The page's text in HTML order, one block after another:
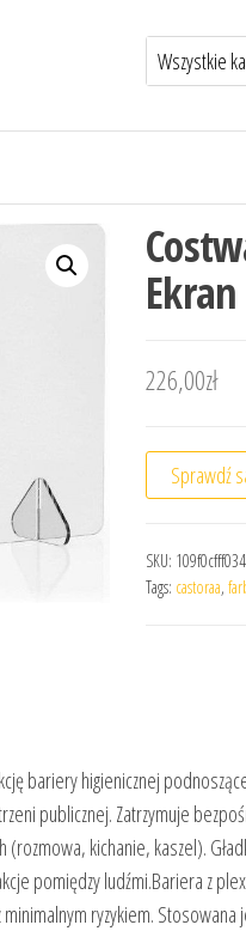
226,00zł
Sprawdź
SKU: 109f0cfff034
Tags: castoraa,
bariery higienicznej
publicznej. Zatrzymuje
kichanie, kaszel).
pomiędzy ludźmi.Bariera z
ryzykiem.